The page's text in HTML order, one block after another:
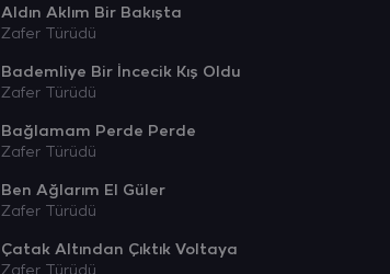
Aldın Aklım Bir Bakışta
Zafer Türüdü
Bademliye Bir İncecik Kış Oldu
Zafer Türüdü
Bağlamam Perde Perde
Zafer Türüdü
Ben Ağlarım El Güler
Zafer Türüdü
Çatak Altından Çıktık Voltaya